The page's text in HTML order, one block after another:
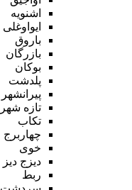
اشنویه
ایواوغلی
باروق
بازرگان
بوکان
پلدشت
پیرانشهر
تازه شهر
تکاب
چهاربرج
خوی
دیزج دیز
ربط